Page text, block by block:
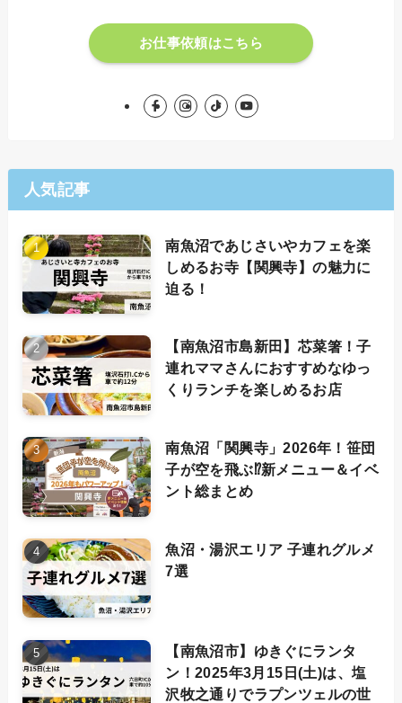
お仕事依頼はこちら
人気記事
南魚沼であじさいやカフェを楽
しめるお寺【関興寺】の魅力に
迫る！
【南魚沼市島新田】芯菜箸！子
連れママさんにおすすめなゆっ
くりランチを楽しめるお店
南魚沼「関興寺」2026年！笹団
子が空を飛ぶ⁉新メニュー＆イベ
ント総まとめ
魚沼・湯沢エリア 子連れグルメ
7選
【南魚沼市】ゆきぐにランタ
ン！2025年3月15日(土)は、塩
沢牧之通りでラプンツェルの世